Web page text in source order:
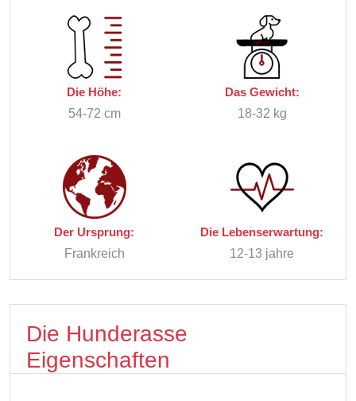
Die Höhe:
54-72 cm
Das Gewicht:
18-32 kg
Der Ursprung:
Frankreich
Die Lebenserwartung:
12-13 jahre
Die Hunderasse
Eigenschaften